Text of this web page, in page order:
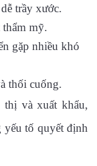
trầy xước.
thẩm mỹ.
gặp nhiều khó
thối cuống.
và xuất khẩu,
yếu tố quyết định